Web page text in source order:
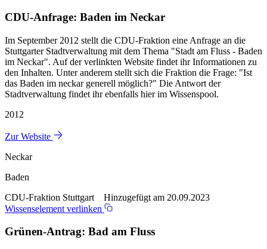
CDU-Anfrage: Baden im Neckar
Im September 2012 stellt die CDU-Fraktion eine Anfrage an die
Stuttgarter Stadtverwaltung mit dem Thema "Stadt am Fluss - Baden
im Neckar". Auf der verlinkten Website findet ihr Informationen zu
den Inhalten. Unter anderem stellt sich die Fraktion die Frage: "Ist
das Baden im neckar generell möglich?" Die Antwort der
Stadtverwaltung findet ihr ebenfalls hier im Wissenspool.
2012
Zur Website
Neckar
Baden
CDU-Fraktion Stuttgart Hinzugefügt am 20.09.2023
Wissenselement verlinken
Grünen-Antrag: Bad am Fluss